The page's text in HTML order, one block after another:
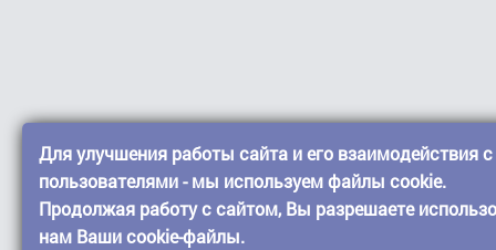
Для улучшения работы сайта и его взаимодействия с
пользователями - мы используем файлы cookie.
Продолжая работу с сайтом, Вы разрешаете
нам Ваши cookie-файлы.